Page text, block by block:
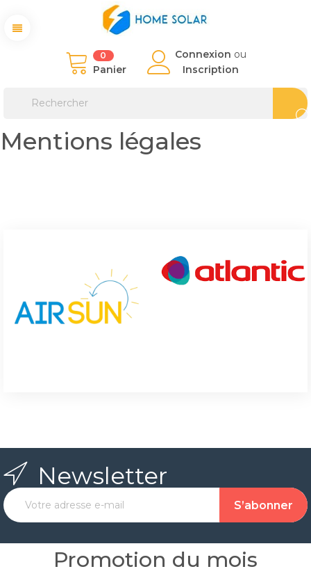
0
Panier
Connexion ou
Inscription
Mentions légales
Newsletter
Promotion du mois